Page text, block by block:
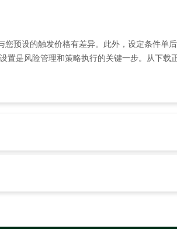
预设的触发价格有差异。此外，设定条件单
置是风险管理和策略执行的关键一步。从下载